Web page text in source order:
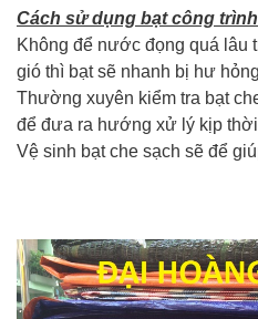
Cách sử dụng bạt công
Không để nước đọng quá lâu
gió thì bạt sẽ nhanh bị hư
Thường xuyên kiểm tra bạt
để đưa ra hướng xử lý kịp
Vệ sinh bạt che sạch sẽ để